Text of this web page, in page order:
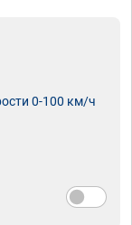
0-100 км/ч